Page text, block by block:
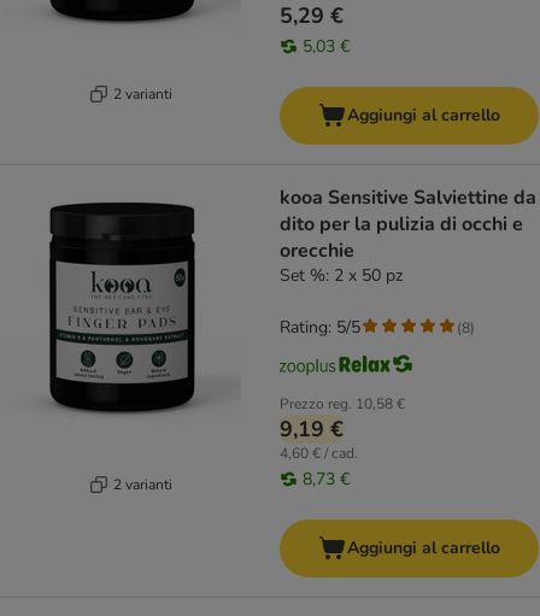
2 varianti
5,29 €
5,03 €
Aggiungi al carrello
2 varianti
kooa Sensitive Salviettine da
dito per la pulizia di occhi e
orecchie
Set %: 2 x 50 pz
Prezzo reg. 10,58 €
9,19 €
4,60 € / cad.
8,73 €
Rating: 5/5 (8)
Aggiungi al carrello